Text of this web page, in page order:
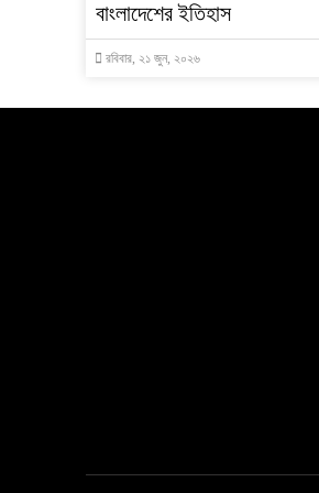
বাংলাদেশের ইতিহাস
রবিবার, ২১ জুন, ২০২৬